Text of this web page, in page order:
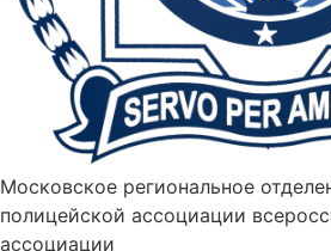
Московское региональное
полицейской ассоциации
ассоциации